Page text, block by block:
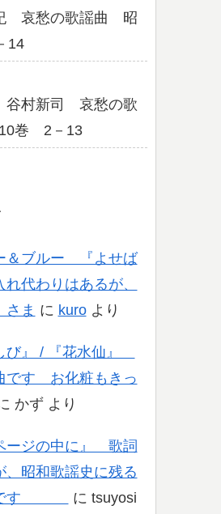
哀愁の歌謡曲 昭
14
谷村新司 哀愁の歌
巻 2－13
＆ブルー 『よせば
代わりはあるが、
さま に kuroより
び』 / 『花水仙』
です お化粧もきっ
かずより
ージの中に』 歌詞
昭和歌謡史に残る
曲です
に tsuyosi